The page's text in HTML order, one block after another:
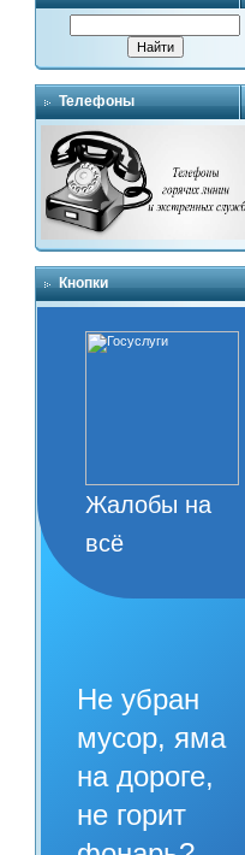
Телефоны
Кнопки
Жалобы на
всё
Не убран
мусор, яма
на дороге,
не горит